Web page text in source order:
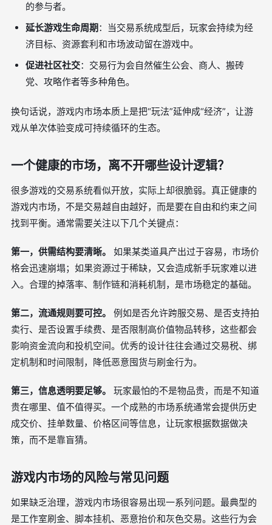
的参与者。
延长游戏生命周期：当交易系统成型后，玩家会持续为经
济目标、资源套利和市场波动留在游戏中。
促进社区社交：交易行为会自然催生公会、商人、搬砖
党、攻略作者等多种角色。
换句话说，游戏内市场本质上是把“玩法”延伸成“经济”，让游
戏从单次体验变成可持续循环的生态。
一个健康的市场，离不开哪些设计逻辑？
很多游戏的交易系统看似开放，实际上却很脆弱。真正健康的
游戏内市场，不是交易越自由越好，而是要在自由和约束之间
找到平衡。通常需要关注以下几个关键点：
第一，供需结构要清晰。
如果某类道具产出过于容易，市场价
格会迅速崩塌；如果资源过于稀缺，又会造成新手玩家难以进
入。合理的掉落率、制作链和消耗机制，是市场稳定的基础。
第二，流通规则要可控。
例如是否允许跨服交易、是否支持拍
卖行、是否设置手续费、是否限制高价值物品转移，这些都会
影响资金流向和投机空间。优秀的设计往往会通过交易税、绑
定机制和时间限制，降低恶意囤货与刷金行为。
第三，信息透明要足够。
玩家最怕的不是物品贵，而是不知道
贵在哪里、值不值得买。一个成熟的市场系统通常会提供历史
成交价、挂单数量、价格区间等信息，让玩家根据数据做决
策，而不是靠盲猜。
游戏内市场的风险与常见问题
如果缺乏治理，游戏内市场很容易出现一系列问题。最典型的
是工作室刷金、脚本挂机、恶意抬价和灰色交易。这些行为会